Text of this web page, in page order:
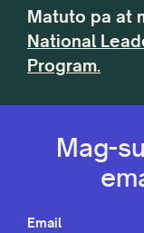
Matuto pa at
National
Program.
Mag-
Email